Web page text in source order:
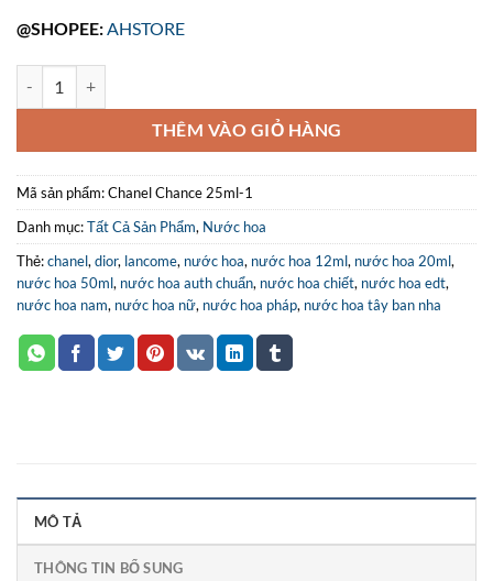
@SHOPEE:AHSTORE
THÊM VÀO GIỎ HÀNG
Mã sản phẩm:Chanel Chance 25ml-1
Danh mục:Tất Cả Sản Phẩm, Nước hoa
Thẻ:chanel, dior, lancome, nước hoa, nước hoa 12ml, nước hoa 20ml,
nước hoa 50ml, nước hoa auth chuẩn, nước hoa chiết, nước hoa edt,
nước hoa nam, nước hoa nữ, nước hoa pháp, nước hoa tây ban nha
MÔ TẢ
THÔNG TIN BỔ SUNG